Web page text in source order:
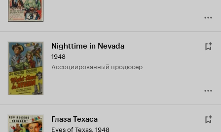
Nighttime in Nevada
1948
ассоциированный продюсер
Глаза Техаса
Eyes of Texas, 1948